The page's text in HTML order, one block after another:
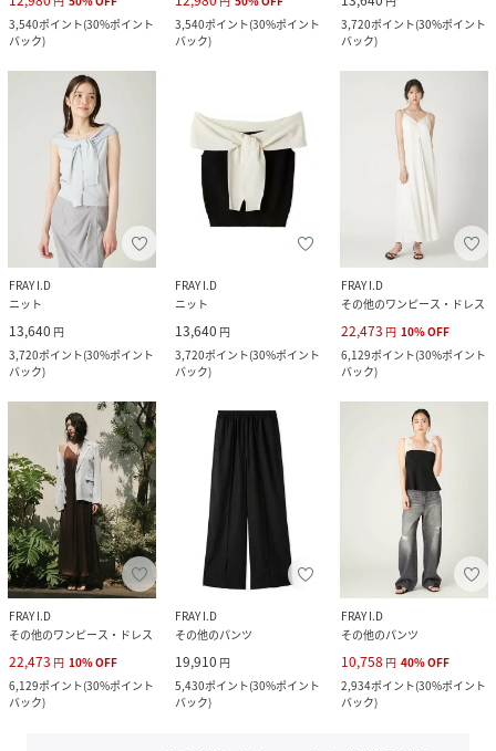
3,540ポイント(30%ポイント
バック)
3,540ポイント(30%ポイント
バック)
3,720ポイント(30%ポイント
バック)
FRAY I.D
ニット
13,640 円
3,720ポイント(30%ポイント
バック)
FRAY I.D
ニット
13,640 円
3,720ポイント(30%ポイント
バック)
FRAY I.D
その他のワンピース・ドレス
22,473 円 10%OFF
6,129ポイント(30%ポイント
バック)
FRAY I.D
その他のワンピース・ドレス
22,473 円 10%OFF
6,129ポイント(30%ポイント
バック)
FRAY I.D
その他のパンツ
19,910 円
5,430ポイント(30%ポイント
バック)
FRAY I.D
その他のパンツ
10,758 円 40%OFF
2,934ポイント(30%ポイント
バック)